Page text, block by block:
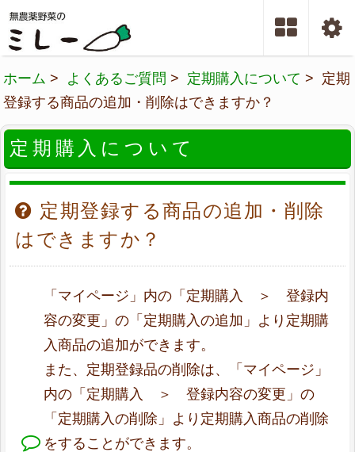
ホーム > よくあるご質問 > 定期購入について > 定期
登録する商品の追加・削除はできますか？
定期購入について
定期登録する商品の追加・削除
はできますか？
「マイページ」内の「定期購入 ＞ 登録内
容の変更」の「定期購入の追加」より定期購
入商品の追加ができます。
また、定期登録品の削除は、「マイページ」
内の「定期購入 ＞ 登録内容の変更」の
「定期購入の削除」より定期購入商品の削除
をすることができます。